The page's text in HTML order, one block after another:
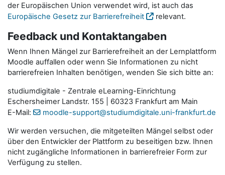
der Europäischen Union verwendet wird, ist auch das
Europäische Gesetz zur Barrierefreiheit
relevant.
Feedback und Kontaktangaben
Wenn Ihnen Mängel zur Barrierefreiheit an der Lernplattform
Moodle auffallen oder wenn Sie Informationen zu nicht
barrierefreien Inhalten benötigen, wenden Sie sich bitte an:
studiumdigitale - Zentrale eLearning-Einrichtung
Eschersheimer Landstr. 155 | 60323 Frankfurt am Main
E-Mail:
moodle-support@studiumdigitale.uni-frankfurt.de
Wir werden versuchen, die mitgeteilten Mängel selbst oder
über den Entwickler der Plattform zu beseitigen bzw. Ihnen
nicht zugängliche Informationen in barrierefreier Form zur
Verfügung zu stellen.